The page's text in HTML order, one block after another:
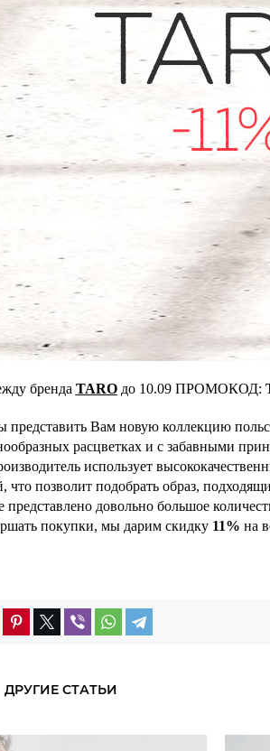
бренда TARO до 10.09 ПРОМОКОД:
Вам новую коллекцию
расцветках и с забавными
использует
что позволит подобрать образ,
довольно большое
покупки, мы дарим скидку 11% на
ДРУГИЕ СТАТЬИ